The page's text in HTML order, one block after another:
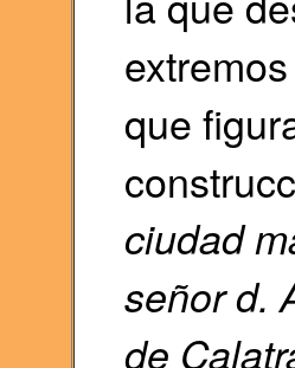
que
ciudad
señor d.
de